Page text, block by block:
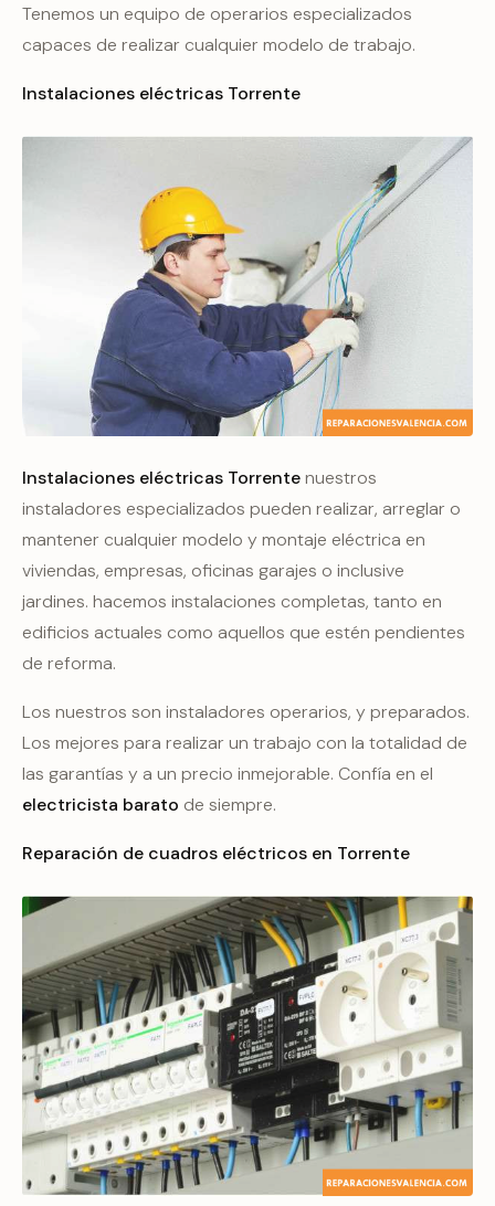
Tenemos un equipo de operarios especializados
capaces de realizar cualquier modelo de trabajo.
Instalaciones eléctricas Torrente
Instalaciones eléctricas Torrentenuestros
instaladores especializados pueden realizar, arreglar o
mantener cualquier modelo y montaje eléctrica en
viviendas, empresas, oficinas garajes o inclusive
jardines. hacemos instalaciones completas, tanto en
edificios actuales como aquellos que estén pendientes
de reforma.
Los nuestros son instaladores operarios, y preparados.
Los mejores para realizar un trabajo con la totalidad de
las garantías y a un precio inmejorable. Confía en el
electricista barato de siempre.
Reparación de cuadros eléctricos en Torrente